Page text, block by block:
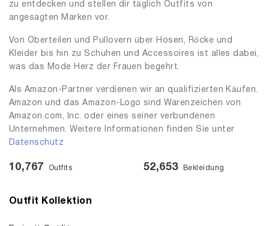
zu entdecken und stellen dir täglich Outfits von
angesagten Marken vor.
Von Oberteilen und Pullovern über Hosen, Röcke und
Kleider bis hin zu Schuhen und Accessoires ist alles dabei,
was das Mode Herz der Frauen begehrt.
Als Amazon-Partner verdienen wir an qualifizierten Käufen.
Amazon und das Amazon-Logo sind Warenzeichen von
Amazon.com, Inc. oder eines seiner verbundenen
Unternehmen. Weitere Informationen finden Sie unter
Datenschutz
10,767 Outfits 52,653 Bekleidung
Outfit Kollektion